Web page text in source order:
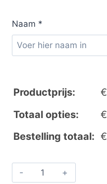
Naam *
Productprijs: €
Totaal opties:
€
Bestelling totaal: €